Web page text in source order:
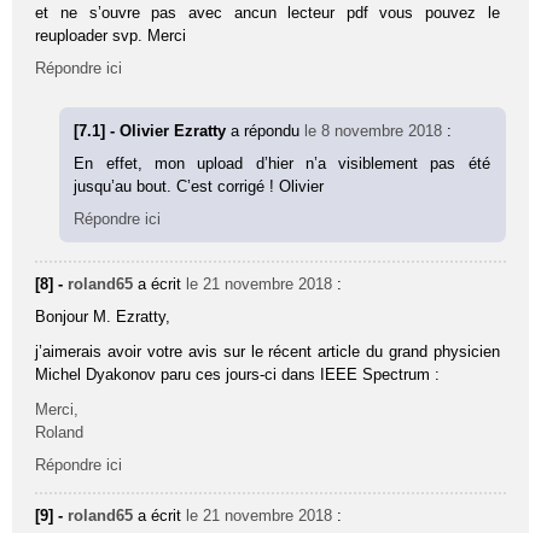
et ne s’ouvre pas avec ancun lecteur pdf vous pouvez le
reuploader svp. Merci
Répondre ici
[7.1] - Olivier Ezrattya répondu le 8 novembre 2018 :
En effet, mon upload d’hier n’a visiblement pas été
jusqu’au bout. C’est corrigé ! Olivier
Répondre ici
[8] - roland65 a écrit le 21 novembre 2018 :
Bonjour M. Ezratty,
j’aimerais avoir votre avis sur le récent article du grand physicien
Michel Dyakonov paru ces jours-ci dans IEEE Spectrum :
Merci,
Roland
Répondre ici
[9] - roland65 a écrit le 21 novembre 2018 :